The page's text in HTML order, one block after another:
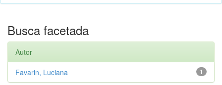
Busca facetada
Autor
1
Favarin, Luciana